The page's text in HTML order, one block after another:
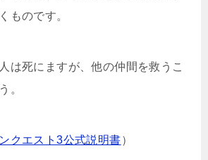
ものです。
は死にますが、他の仲間を救うこ
。
クエスト3公式説明書）